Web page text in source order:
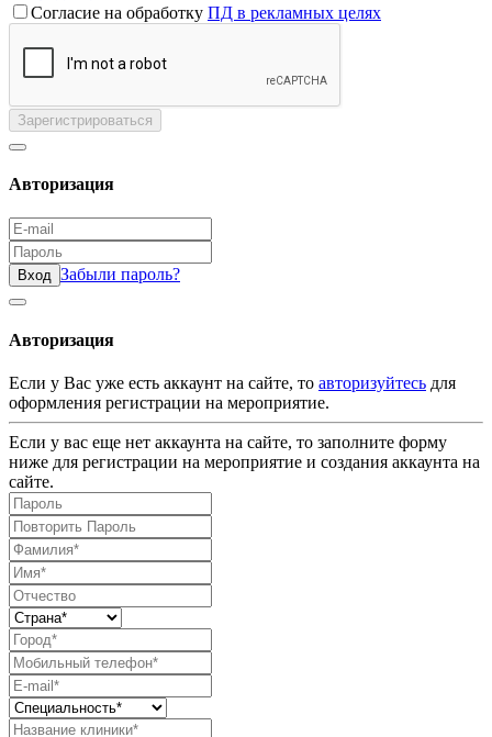
Согласие на обработку ПД в рекламных целях
Зарегистрироваться
Авторизация
Вход Забыли пароль?
Авторизация
Если у Вас уже есть аккаунт на сайте, то авторизуйтесь для
оформления регистрации на мероприятие.
Если у вас еще нет аккаунта на сайте, то заполните форму
ниже для регистрации на мероприятие и создания аккаунта на
сайте.